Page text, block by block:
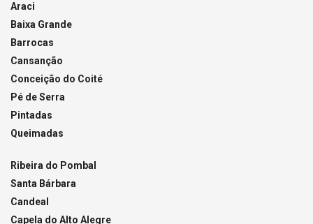
Araci
Baixa Grande
Barrocas
Cansanção
Conceição do Coité
Pé de Serra
Pintadas
Queimadas
Ribeira do Pombal
Santa Bárbara
Candeal
Capela do Alto Alegre